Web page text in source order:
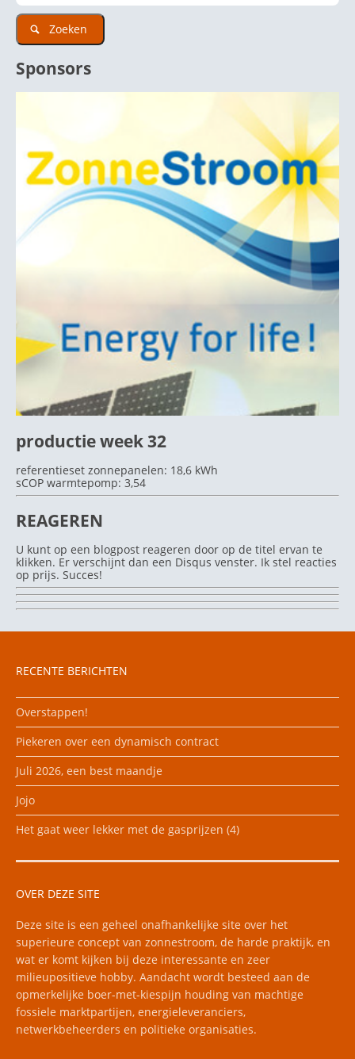
Zoeken
Sponsors
productie week 32
referentieset zonnepanelen: 18,6 kWh
sCOP warmtepomp: 3,54
REAGEREN
U kunt op een blogpost reageren door op de titel ervan te
klikken. Er verschijnt dan een Disqus venster. Ik stel reacties
op prijs. Succes!
RECENTE BERICHTEN
Overstappen!
Piekeren over een dynamisch contract
Juli 2026, een best maandje
Jojo
Het gaat weer lekker met de gasprijzen (4)
OVER DEZE SITE
Deze site is een geheel onafhankelijke site over het
superieure concept van zonnestroom, de harde praktijk, en
wat er komt kijken bij deze interessante en zeer
milieupositieve hobby. Aandacht wordt besteed aan de
opmerkelijke boer-met-kiespijn houding van machtige
fossiele marktpartijen, energieleveranciers,
netwerkbeheerders en politieke organisaties.